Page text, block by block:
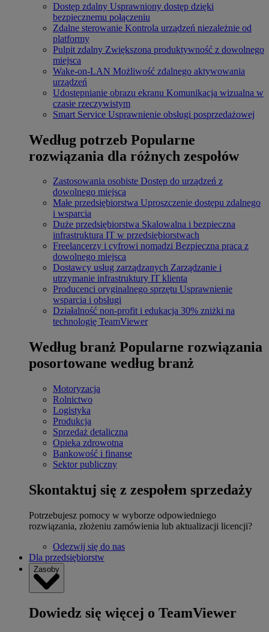
Dostęp zdalny Usprawniony dostęp dzięki
bezpiecznemu połączeniu
Zdalne sterowanie Kontrola urządzeń niezależnie od
platformy
Pulpit zdalny Zwiększona produktywność z dowolnego
miejsca
Wake-on-LAN Możliwość zdalnego aktywowania
urządzeń
Udostępnianie obrazu ekranu Komunikacja wizualna w
czasie rzeczywistym
Smart Service Usprawnienie obsługi posprzedażowej
Według potrzeb Popularne
rozwiązania dla różnych zespołów
Zastosowania osobiste Dostęp do urządzeń z
dowolnego miejsca
Małe przedsiębiorstwa Uproszczenie dostępu zdalnego
i wsparcia
Duże przedsiębiorstwa Skalowalna i bezpieczna
infrastruktura IT w przedsiębiorstwach
Freelancerzy i cyfrowi nomadzi Bezpieczna praca z
dowolnego miejsca
Dostawcy usług zarządzanych Zarządzanie i
utrzymanie infrastruktury IT klienta
Producenci oryginalnego sprzętu Usprawnienie
wsparcia i obsługi
Działalność non-profit i edukacja 30% zniżki na
technologię TeamViewer
Według branż Popularne rozwiązania
posortowane według branż
Motoryzacja
Rolnictwo
Logistyka
Produkcja
Sprzedaż detaliczna
Opieka zdrowotna
Bankowość i finanse
Sektor publiczny
Skontaktuj się z zespołem sprzedaży
Potrzebujesz pomocy w wyborze odpowiedniego
rozwiązania, złożeniu zamówienia lub aktualizacji licencji?
Odezwij się do nas
Dla przedsiębiorstw
Zasoby
Dowiedz się więcej o TeamViewer